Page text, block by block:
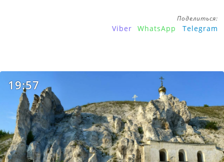
Поделиться:
Viber WhatsApp Telegram
19:57